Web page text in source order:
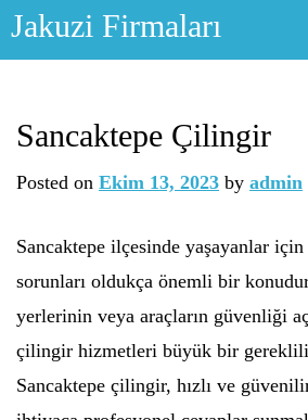
Skip
Jakuzi Firmaları
Sancaktepe Çilingir
Posted on Ekim 13, 2023 by admin
Sancaktepe ilçesinde yaşayanlar
sorunları oldukça önemli bir
yerlerinin veya araçların güvenliği
çilingir hizmetleri büyük bir
Sancaktepe çilingir, hızlı ve